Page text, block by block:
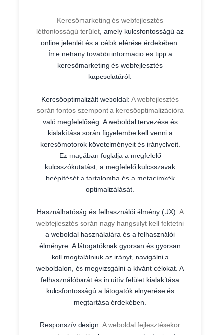
Keresőmarketing és webfejlesztés
létfontosságú terület , amely kulcsfontosságú az
online jelenlét és a célok elérése érdekében.
Íme néhány további információ és tipp a
keresőmarketing és webfejlesztés
kapcsolatáról:
Keresőoptimalizált weboldal: A webfejlesztés
során fontos szempont a keresőoptimalizációra
való megfelelőség. A weboldal tervezése és
kialakítása során figyelembe kell venni a
keresőmotorok követelményeit és irányelveit.
Ez magában foglalja a megfelelő
kulcsszókutatást, a megfelelő kulcsszavak
beépítését a tartalomba és a metacímkék
optimalizálását.
Használhatóság és felhasználói élmény (UX): A
webfejlesztés során nagy hangsúlyt kell fektetni
a weboldal használatára és a felhasználói
élményre. A látogatóknak gyorsan és gyorsan
kell megtalálniuk az irányt, navigálni a
weboldalon, és megvizsgálni a kívánt célokat. A
felhasználóbarát és intuitív felület kialakítása
kulcsfontosságú a látogatók elnyerése és
megtartása érdekében.
Responszív design: A weboldal fejlesztésekor